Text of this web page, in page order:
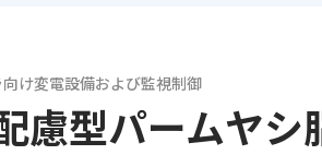
け変電設備および監視制御
慮型パームヤ